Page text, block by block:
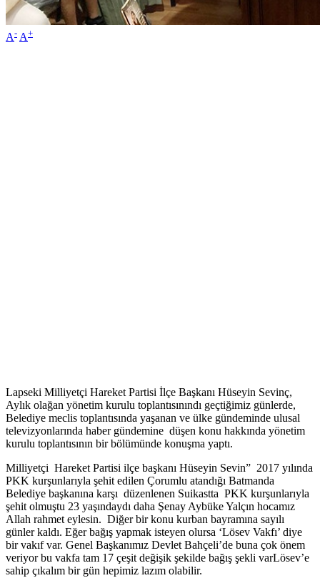
A- A+
Lapseki Milliyetçi Hareket Partisi İlçe Başkanı Hüseyin Sevinç,
Aylık olağan yönetim kurulu toplantısınındı geçtiğimiz günlerde,
Belediye meclis toplantısında yaşanan ve ülke gündeminde ulusal
televizyonlarında haber gündemine düşen konu hakkında yönetim
kurulu toplantısının bir bölümünde konuşma yaptı.
Milliyetçi Hareket Partisi ilçe başkanı Hüseyin Sevin” 2017 yılında
PKK kurşunlarıyla şehit edilen Çorumlu atandığı Batmanda
Belediye başkanına karşı düzenlenen Suikastta PKK kurşunlarıyla
şehit olmuştu 23 yaşındaydı daha Şenay Aybüke Yalçın hocamız
Allah rahmet eylesin. Diğer bir konu kurban bayramına sayılı
günler kaldı. Eğer bağış yapmak isteyen olursa ‘Lösev Vakfı’ diye
bir vakıf var. Genel Başkanımız Devlet Bahçeli’de buna çok önem
veriyor bu vakfa tam 17 çeşit değişik şekilde bağış şekli varLösev’e
sahip çıkalım bir gün hepimiz lazım olabilir.